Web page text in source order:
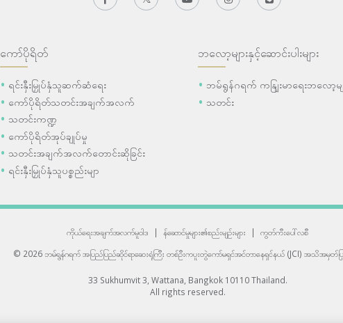
ကော်ပိုရိတ်
ရင်းနှီးမြှုပ်နှံသူဆက်ဆံရေး
ကော်ပိုရိတ်သတင်းအချက်အလက်
သတင်းကဏ္ဍ
ကော်ပိုရိတ်အုပ်ချုပ်မှု
သတင်းအချက်အလက်တောင်းဆိုခြင်း
ရင်းနှီးမြှုပ်နှံသူပစ္စည်းမျာ
ဘလော့များနှင့်ဆောင်းပါးများ
ဘမ်ရွန်ဂရက် ကနျြးမာရေးဘလော့မျ
သတင်း
ကိုယ်ရေးအချက်အလက်မူဝါဒ | န်ဆောင်မှုများ၏စည်းမျဉ်းများ |
ကွတ်ကီးပေါ်လစီ
© 2026 ဘမ်ရွန်ဂရက် အပြည်ပြည်ဆိုင်ရာဆေးရုံကြီး တစ်ဦးကပူးတွဲကော်မရှင်အင်တာနေရှင်နယ် (JCI) အသိအမှတ်ပ
33 Sukhumvit 3, Wattana, Bangkok 10110 Thailand.
All rights reserved.